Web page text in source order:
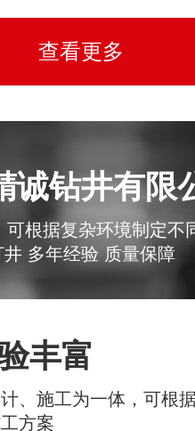
查看更多
诚钻井有限
根据复杂环境制定不
井 多年经验 质量保障
丰富
、施工为一体，可根
方案